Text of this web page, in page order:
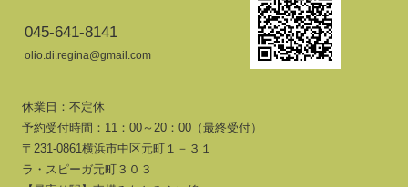
045-641-8141
olio.di.regina@gmail.com
休業日：不定休
予約受付時間：11：00～20：00（最終受付）
〒231-0861横浜市中区元町１－３１
ラ・スピーガ元町３０３